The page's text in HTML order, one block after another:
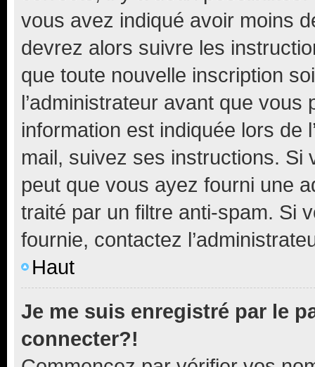
vous avez indiqué avoir moins
devrez alors suivre les
que toute nouvelle inscription
l’administrateur avant que
information est indiquée lors de
mail, suivez ses instructions. Si
peut que vous ayez fourni une
traité par un filtre anti-spam. Si
fournie, contactez
Haut
Je me suis enregistré par le
connecter?!